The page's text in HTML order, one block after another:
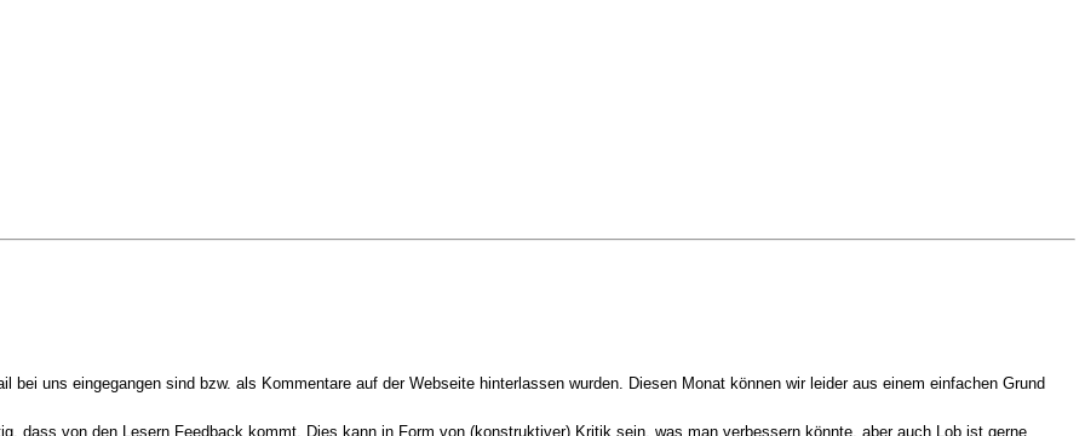
bei uns eingegangen sind bzw. als Kommentare auf der Webseite hinterlassen wurden. Diesen Monat können wir leider aus einem einfachen Grund
dass von den Lesern Feedback kommt. Dies kann in Form von (konstruktiver) Kritik sein, was man verbessern könnte, aber auch Lob ist gerne